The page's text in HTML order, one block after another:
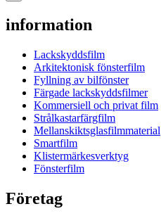
information
Lackskyddsfilm
Arkitektonisk fönsterfilm
Fyllning av bilfönster
Färgade lackskyddsfilmer
Kommersiell och privat film
Strålkastarfärgfilm
Mellanskiktsglasfilmmaterial
Smartfilm
Klistermärkesverktyg
Fönsterfilm
Företag